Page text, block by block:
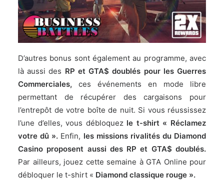
D’autres bonus sont également au programme, avec
là aussi des RP et GTA$ doublés pour les Guerres
Commerciales, ces événements en mode libre
permettant de récupérer des cargaisons pour
l’entrepôt de votre boîte de nuit. Si vous réussissez
l’une d’elles, vous débloquezle t-shirt « Réclamez
votre dû ». Enfin, les missions rivalités du Diamond
Casino proposent aussi des RP et GTA$ doublés.
Par ailleurs, jouez cette semaine à GTA Online pour
débloquer le t-shirt « Diamond classique rouge ».